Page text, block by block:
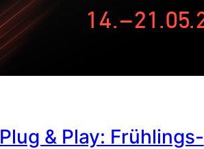
Plug & Play: Frühlings-